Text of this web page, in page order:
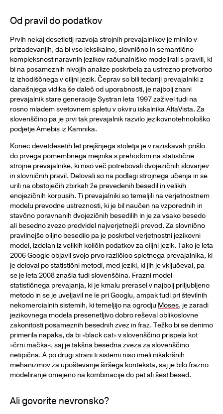
Od pravil do podatkov
Prvih nekaj desetletij razvoja strojnih prevajalnikov je minilo v
prizadevanjih, da bi vso leksikalno, slovnično in semantično
kompleksnost naravnih jezikov računalniško modelirali s pravili, ki
bi na posameznih nivojih analize poskrbela za ustrezno pretvorbo
iz izhodiščnega v ciljni jezik. Čeprav so bili tedanji prevajalniki z
današnjega vidika še daleč od uporabnosti, je najbolj znani
prevajalnik stare generacije Systran leta 1997 zaživel tudi na
rosno mladem svetovnem spletu v okviru iskalnika AltaVista. Za
slovenščino pa je prvi tak prevajalnik razvilo jezikovnotehnološko
podjetje Amebis iz Kamnika.
Konec devetdesetih let prejšnjega stoletja je v raziskavah prišlo
do prvega pomembnega mejnika s prehodom na statistične
strojne prevajalnike, ki niso več potrebovali dvojezičnih slovarjev
in slovničnih pravil. Delovali so na podlagi strojnega učenja in se
urili na obstoječih zbirkah že prevedenih besedil in velikih
enojezičnih korpusih. Ti prevajalniki so temeljili na verjetnostnem
modelu prevodne ustreznosti, ki je bil naučen na vzporednih in
stavčno poravnanih dvojezičnih besedilih in je za vsako besedo
ali besedno zvezo predvidel najverjetnejši prevod. Za slovnično
pravilnejše ciljno besedilo pa je poskrbel verjetnostni jezikovni
model, izdelan iz velikih količin podatkov za ciljni jezik. Tako je leta
2006 Google objavil svojo prvo različico spletnega prevajalnika, ki
je deloval po statistični metodi, med jeziki, ki jih je vključeval, pa
se je leta 2008 znašla tudi slovenščina. Frazni model
statističnega prevajanja, ki je kmalu prerasel v najbolj priljubljeno
metodo in se je uveljavil ne le pri Googlu, ampak tudi pri številnih
nekomercialnih sistemih, ki temeljijo na ogrodju Moses, je zaradi
jezikovnega modela presenetljivo dobro reševal oblikoslovne
zakonitosti posameznih besednih zvez in fraz. Težko bi se denimo
primerila napaka, da bi »black cat« v slovenščino prispela kot
»črni mačka«, saj je takšna besedna zveza za slovenščino
netipična. A po drugi strani ti sistemi niso imeli nikakršnih
mehanizmov za upoštevanje širšega konteksta, saj je bilo frazno
modeliranje omejeno na kombinacije do pet ali šest besed.
Ali govorite nevronsko?